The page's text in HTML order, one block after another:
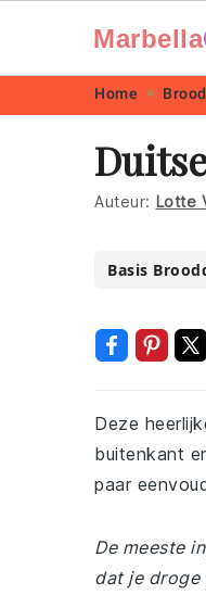
navigation
content
Marbella
Home Brood
Auteur: Lotte
Basis
Deze
buitenkant
paar
De meeste
dat je droge